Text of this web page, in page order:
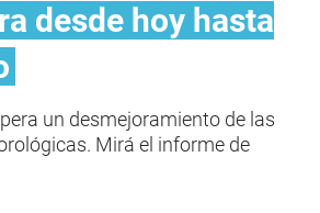
desde hoy hasta
un desmejoramiento de las
Mirá el informe de